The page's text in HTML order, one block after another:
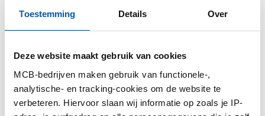
Toestemming Details Over
Deze website maakt gebruik van cookies
MCB-bedrijven maken gebruik van functionele-,
analytische- en tracking-cookies om de website te
verbeteren. Hiervoor slaan wij informatie op zoals je IP-
Volg uw order via Track&Trace
Product Product omschrijving Bruto prijslijst
Downloads Specificaties